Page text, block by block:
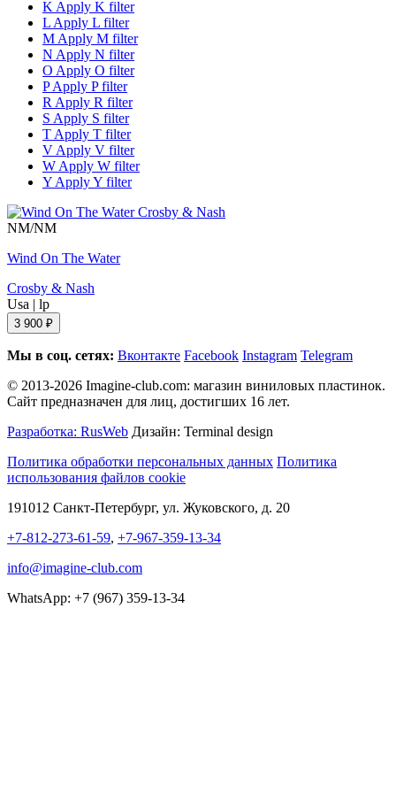
K Apply K filter
L Apply L filter
M Apply M filter
N Apply N filter
O Apply O filter
PApply P filter
R Apply R filter
S Apply S filter
T Apply T filter
V Apply V filter
W Apply W filter
Y Apply Y filter
NM/NM
Wind On The Water
Crosby & Nash
Usa | lp
3 900 ₽
Мы в соц. сетях: Вконтакте Facebook Instagram Telegram
© 2013-2026 Imagine-club.com: магазин виниловых пластинок.
Сайт предназначен для лиц, достигших 16 лет.
Разработка: RusWeb Дизайн: Terminal design
Политика обработки персональных данных Политика
использования файлов cookie
191012 Санкт-Петербург, ул. Жуковского, д. 20
+7-812-273-61-59, +7-967-359-13-34
info@imagine-club.com
WhatsApp: +7 (967) 359-13-34